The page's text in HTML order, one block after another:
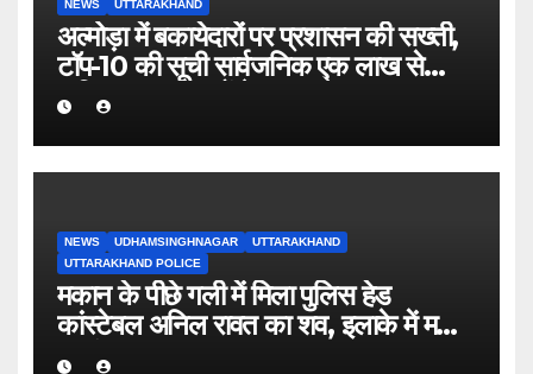
NEWS UTTARAKHAND
अल्मोड़ा में बकायेदारों पर प्रशासन की सख्ती,
टॉप-10 की सूची सार्वजनिक एक लाख से
अधिक बकाया वालों के नाम-पते चस्पा, राजस्व
वसूली अभियान तेज
NEWS UDHAMSINGHNAGAR
UTTARAKHAND
UTTARAKHAND POLICE
मकान के पीछे गली में मिला पुलिस हेड
कांस्टेबल अनिल रावत का शव, इलाके में मचा
हड़कंप।